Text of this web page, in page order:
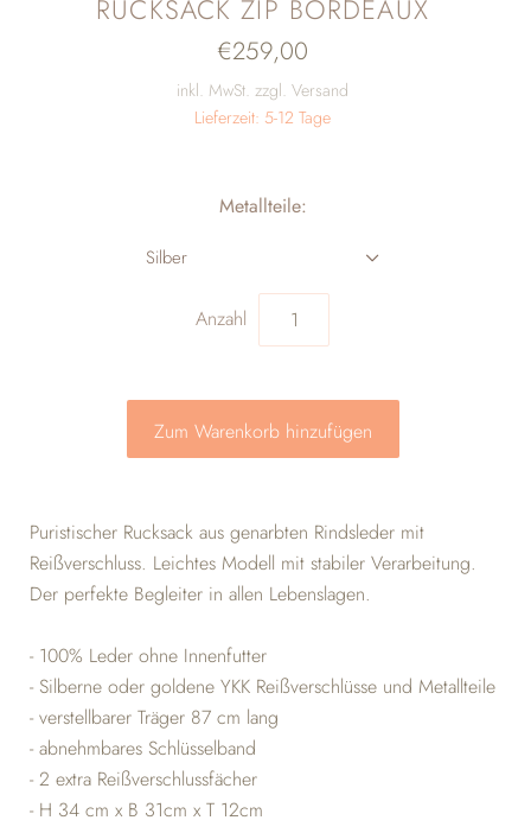
RUCKSACK ZIP BORDEAUX
€259,00
inkl. MwSt. zzgl. Versand
Lieferzeit: 5-12 Tage
Metallteile:
Silber
Anzahl
Puristischer Rucksack aus genarbten Rindsleder mit
Reißverschluss. Leichtes Modell mit stabiler Verarbeitung.
Der perfekte Begleiter in allen Lebenslagen.
- 100% Leder ohne Innenfutter
- Silberne oder goldene YKK Reißverschlüsse und Metallteile
- verstellbarer Träger 87 cm lang
- abnehmbares Schlüsselband
- 2 extra Reißverschlussfächer
- H 34 cm x B 31cm x T 12cm